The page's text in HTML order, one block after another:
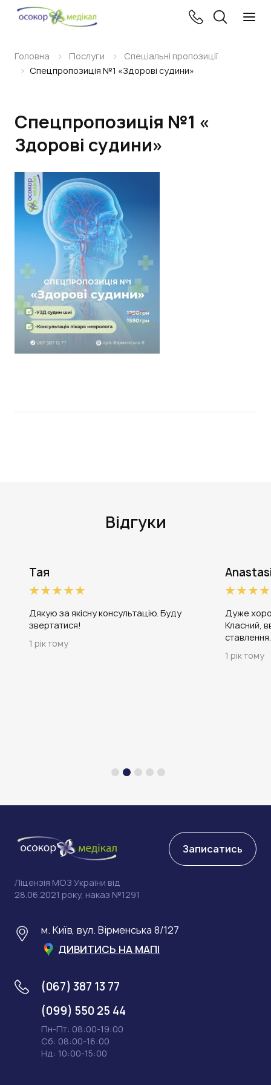
Головна Послуги
Спеціальні пропозиції
Спецпропозиція №1 «Здорові судини»
Спецпропозиція №1 «
Здорові судини»
Відгуки
1 рік тому
Тая
Дякую за якісну консультацію. Буду
звертатися!
1 рік тому
Дуже
Класний,
Ліцензія МОЗ України від
28.06.2021 року, наказ №1291
м. Київ, вул. Вірменська 8/127
ДИВИТИСЬ НА МАПІ
(067) 387 13 77
(099) 550 25 44
Пн-Пт: 08:00-19:00
Сб: 08:00-16:00
Нд: 10:00-15:00
Записатись